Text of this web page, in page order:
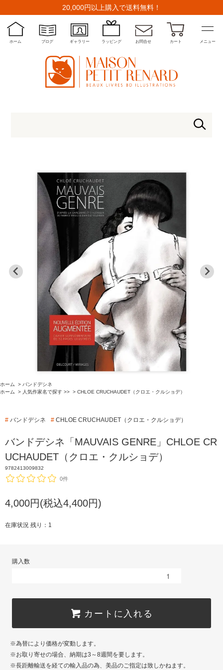
20,000円以上購入で送料無料！
ホーム ブログ ギャラリー ラッピング お問合せ カート メニュー
ホーム > バンドデシネ
ホーム
> 人気作家名で探す >> > CHLOE CRUCHAUDET（クロエ・クルショデ）
# バンドデシネ # CHLOE CRUCHAUDET（クロエ・クルショデ）
バンドデシネ「MAUVAIS GENRE」CHLOE CR
UCHAUDET（クロエ・クルショデ）
9782413009832
0件
4,000円(税込4,400円)
在庫状況 残り：1
購入数
カートに入れる
※為替により価格が変動します。
※お取り寄せの場合、納期は3～8週間を要します。
※長距離輸送を経ての輸入品の為、美品のご指定は致しかねます。